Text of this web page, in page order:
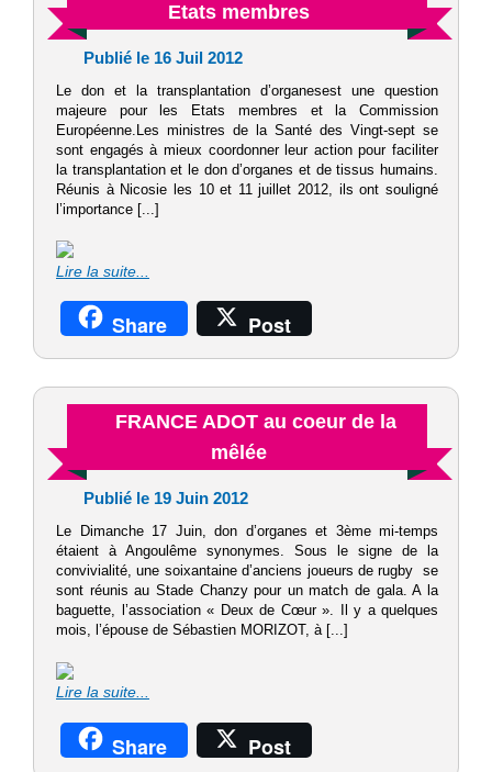
Etats membres
Publié le 16 Juil 2012
Le don et la transplantation d’organesest une question
majeure pour les Etats membres et la Commission
Européenne.Les ministres de la Santé des Vingt-sept se
sont engagés à mieux coordonner leur action pour faciliter
la transplantation et le don d’organes et de tissus humains.
Réunis à Nicosie les 10 et 11 juillet 2012, ils ont souligné
l’importance [...]
Lire la suite...
Share Post
FRANCE ADOT au coeur de la
mêlée
Publié le 19 Juin 2012
Le Dimanche 17 Juin, don d’organes et 3ème mi-temps
étaient à Angoulême synonymes. Sous le signe de la
convivialité, une soixantaine d’anciens joueurs de rugby se
sont réunis au Stade Chanzy pour un match de gala. A la
baguette, l’association « Deux de Cœur ». Il y a quelques
mois, l’épouse de Sébastien MORIZOT, à [...]
Lire la suite...
Share Post